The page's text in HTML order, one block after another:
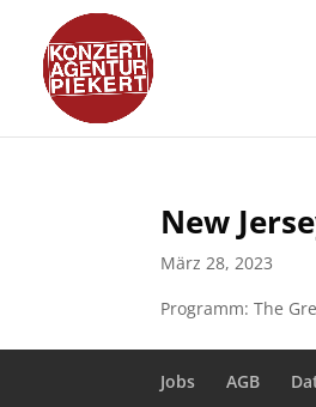
New
März 28, 2023
Programm: The
Jobs AGB